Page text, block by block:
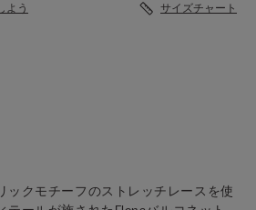
よう サイズチャート
ックモチーフのストレッチレースを使